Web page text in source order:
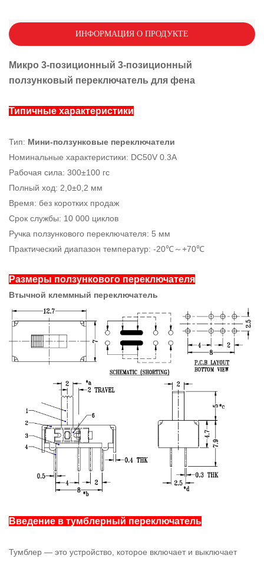
ИНФОРМАЦИЯ О ПРОДУКТЕ
Микро 3-позиционный 3-позиционный
ползунковый переключатель для фена
Типичные характеристики
Тип: Мини-ползунковые переключатели
Номинальные характеристики: DC50V 0.3A
Рабочая сила: 300±100 гс
Полный ход: 2,0±0,2 мм
Время: без коротких продаж
Срок службы: 10 000 циклов
Ручка ползункового переключателя: 5 мм
Практический диапазон температур: -20℃～+70℃
Размеры ползункового переключателя
Втычной клеммный переключатель
Введение в тумблерный переключатель
Тумблер — это устройство, которое включает и выключает